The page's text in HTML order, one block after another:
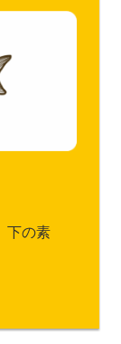
下の素